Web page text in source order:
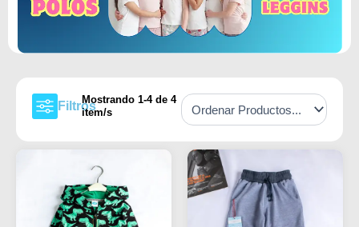
FiltrosMostrando 1-4de 4
item/s